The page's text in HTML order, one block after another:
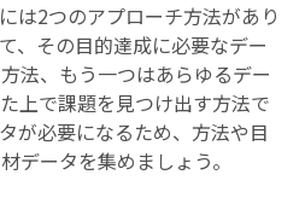
は2つのアプローチ方法があり
、その目的達成に必要なデー
法、もう一つはあらゆるデー
上で課題を見つけ出す方法で
が必要になるため、方法や目
データを集めましょう。